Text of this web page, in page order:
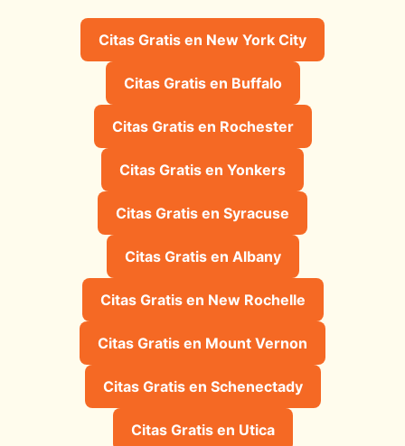
Citas Gratis en New York City
Citas Gratis en Buffalo
Citas Gratis en Rochester
Citas Gratis en Yonkers
Citas Gratis en Syracuse
Citas Gratis en Albany
Citas Gratis en New Rochelle
Citas Gratis en Mount Vernon
Citas Gratis en Schenectady
Citas Gratis en Utica